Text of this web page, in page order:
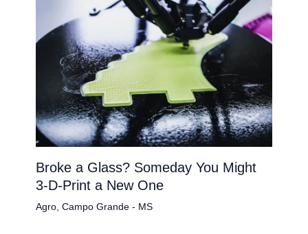
Broke a Glass? Someday You Might
3-D-Print a New One
Agro, Campo Grande - MS